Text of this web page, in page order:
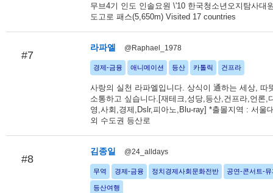
무브4기 인도 인솔요원 \'10 한국청소년오지탐사대
도고로 패스(5,650m) Visited 17 countries
#7
라파엘 @Raphael_1978
경제-금융 애니메이션 등산 카톨릭 건프라
사랑의 실천 라파엘입니다. 상식이 通하는 세상, 따
소통하고 싶습니다.[재테크,성당,등산,건프라,언론,
영,사회,경제,Dslr,피아노,Blu-ray] *출몰지역 : 서울
외 수도권 등산로
#8
김종일 @24_alldays
무역 경제-금융 정치경제사회문화전반 공연-콘서트-뮤
등산여행